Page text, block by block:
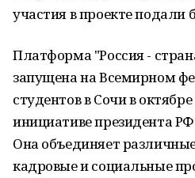
участия в проекте подали
Платформа "Россия -
запущена на Всемирном
студентов в Сочи в
инициативе президента
Она объединяет
кадровые и социальные